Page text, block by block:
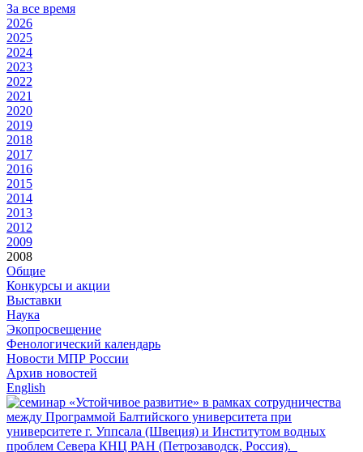
За все время
2026
2025
2024
2023
2022
2021
2020
2019
2018
2017
2016
2015
2014
2013
2012
2009
2008
Общие
Конкурсы и акции
Выставки
Наука
Экопросвещение
Фенологический календарь
Новости МПР России
Архив новостей
English